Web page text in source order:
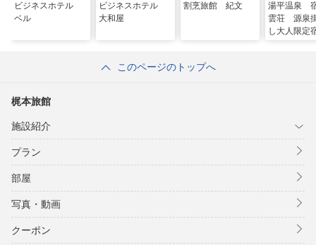
ビジネスホテル
ベル
ビジネスホテル
大和屋
割烹旅館 紀文
湯平温泉
雲荘 源泉
し大人限定
このページのトップへ
梶本旅館
施設紹介
プラン
部屋
写真・動画
クーポン